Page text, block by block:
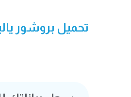
تحميل بروشور